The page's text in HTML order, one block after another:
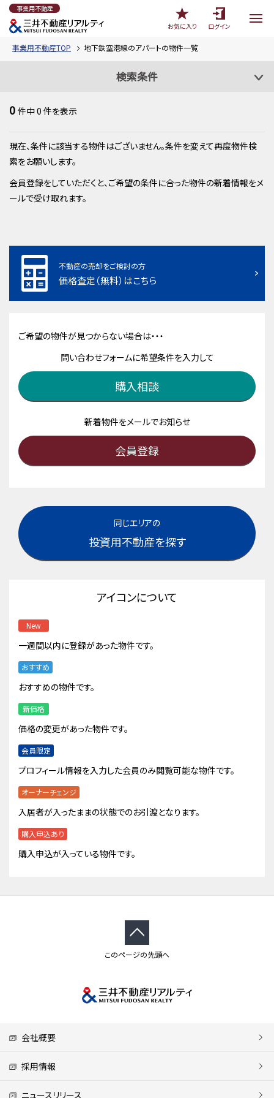
事業用不動産
お気に入り
ログイン
事業用不動産TOP 地下鉄空港線のアパートの物件一覧
検索条件
0 件中0 件を表示
現在、条件に該当する物件はございません。条件を変えて再度物件検
索をお願いします。
会員登録をしていただくと、ご希望の条件に合った物件の新着情報をメ
ールで受け取れます。
不動産の売却をご検討の方
価格査定（無料）はこちら
ご希望の物件が見つからない場合は・・・
問い合わせフォームに希望条件を入力して
購入相談
新着物件をメールでお知らせ
会員登録
同じエリアの
投資用不動産を探す
アイコンについて
New
一週間以内に登録があった物件です。
おすすめ
おすすめの物件です。
新価格
価格の変更があった物件です。
会員限定
プロフィール情報を入力した会員のみ閲覧可能な物件です。
オーナーチェンジ
入居者が入ったままの状態でのお引渡となります。
購入申込あり
購入申込が入っている物件です。
このページの先頭へ
会社概要
採用情報
ニュースリリース